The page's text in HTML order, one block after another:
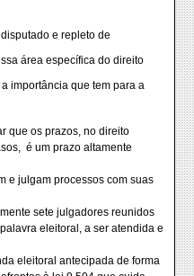
e repleto de
área específica do direito
importância que tem para a
que os prazos, no direito
é um prazo altamente
e julgam processos com suas
sete julgadores reunidos
eleitoral, a ser atendida e
eleitoral antecipada de forma